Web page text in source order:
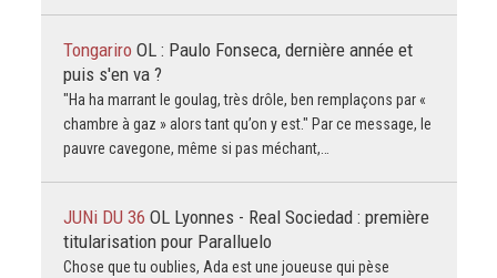
Tongariro OL : Paulo Fonseca, dernière année et
puis s'en va ?
"Ha ha marrant le goulag, très drôle, ben remplaçons par «
chambre à gaz » alors tant qu’on y est." Par ce message, le
pauvre cavegone, même si pas méchant,…
JUNi DU 36 OL Lyonnes - Real Sociedad : première
titularisation pour Paralluelo
Chose que tu oublies, Ada est une joueuse qui pèse